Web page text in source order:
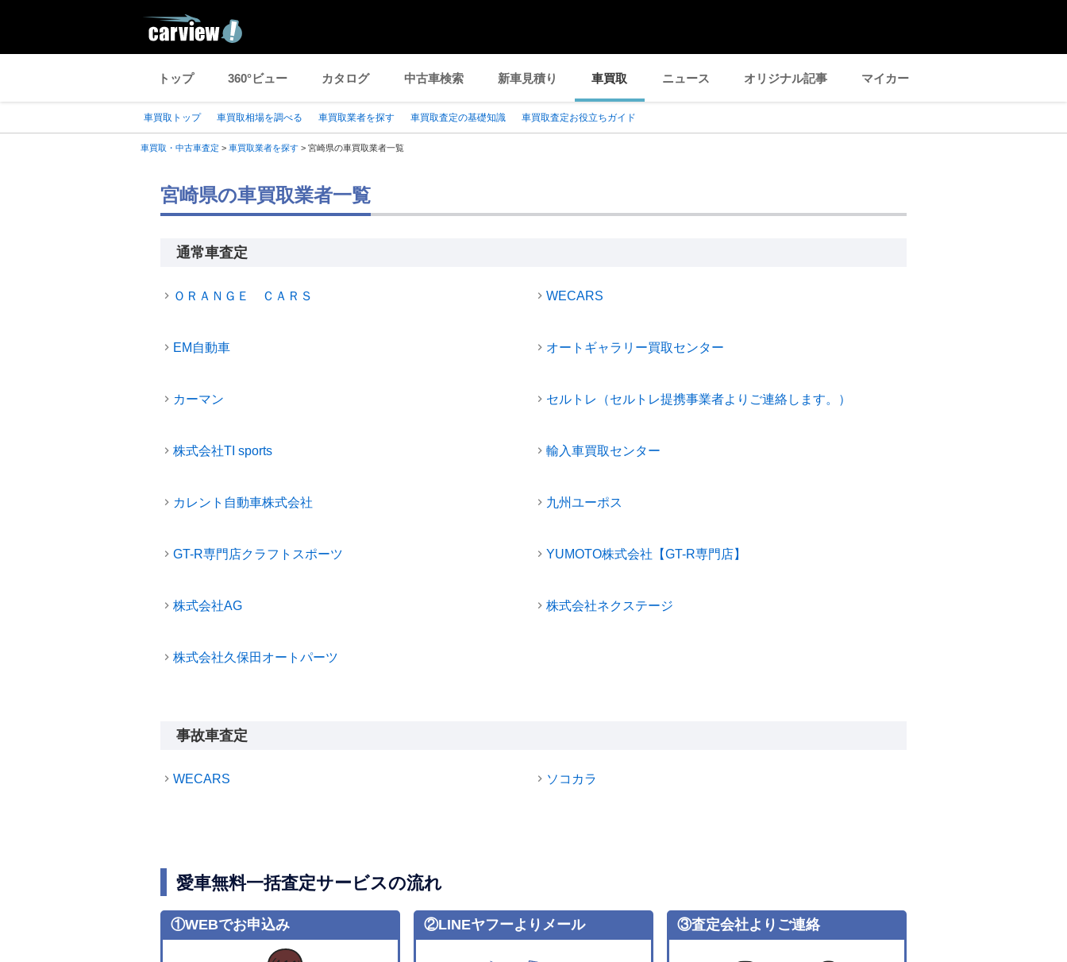
トップ 360°ビュー カタログ 中古車検索 新車見積り 車買取 ニュース オリジナル記事 マイカー
車買取トップ 車買取相場を調べる 車買取業者を探す 車買取査定の基礎知識 車買取査定お役立ちガイド
車買取・中古車査定 > 車買取業者を探す > 宮崎県の車買取業者一覧
宮崎県の車買取業者一覧
通常車査定
ＯＲＡＮＧＥ ＣＡＲＳ WECARS
EM自動車 オートギャラリー買取センター
カーマン セルトレ（セルトレ提携事業者よりご連絡します。）
株式会社TI sports 輸入車買取センター
カレント自動車株式会社 九州ユーポス
GT-R専門店クラフトスポーツ YUMOTO株式会社【GT-R専門店】
株式会社AG 株式会社ネクステージ
株式会社久保田オートパーツ
事故車査定
WECARS ソコカラ
愛車無料一括査定サービスの流れ
①WEBでお申込み ②LINEヤフーよりメール ③査定会社よりご連絡